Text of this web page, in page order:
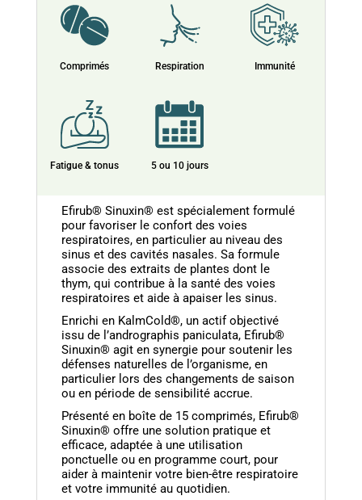
Comprimés Respiration Immunité
Fatigue & tonus 5 ou 10 jours
Efirub® Sinuxin® est spécialement formulé
pour favoriser le confort des voies
respiratoires, en particulier au niveau des
sinus et des cavités nasales. Sa formule
associe des extraits de plantes dont le
thym, qui contribue à la santé des voies
respiratoires et aide à apaiser les sinus.
Enrichi en KalmCold®, un actif objectivé
issu de l’andrographis paniculata, Efirub®
Sinuxin® agit en synergie pour soutenir les
défenses naturelles de l’organisme, en
particulier lors des changements de saison
ou en période de sensibilité accrue.
Présenté en boîte de 15 comprimés, Efirub®
Sinuxin® offre une solution pratique et
efficace, adaptée à une utilisation
ponctuelle ou en programme court, pour
aider à maintenir votre bien-être respiratoire
et votre immunité au quotidien.